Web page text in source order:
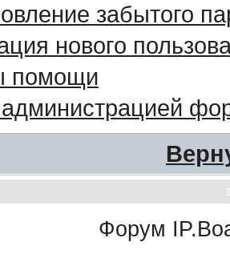
забытого
нового
помощи
Форум